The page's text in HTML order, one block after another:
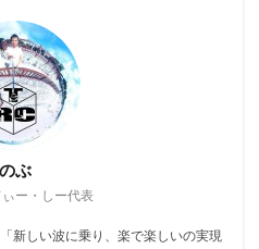
のぶ
ー・しー代表
新しい波に乗り、楽で楽しいの実現